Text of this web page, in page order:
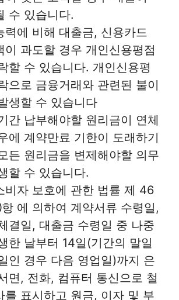
수 있습니다.
력에 비해 대출금, 신용카드
이 과도할 경우 개인신용평점
할 수 있습니다. 개인신용평
으로 금융거래와 관련된 불이
생할 수 있습니다
간 납부해야할 원리금이 연체
에 계약만료 기한이 도래하기
든 원리금을 변제해야할 의무
할 수 있습니다.
비자 보호에 관한 법률 제 46
에 의하여 계약서류 수령일,
결일, 대출금 수령일 중 나중
한 날부터 14일(기간의 말일
인 경우 다음 영업일)까지 은
면, 전화, 컴퓨터 통신으로 철
를 표시하고 원금, 이자 및 부